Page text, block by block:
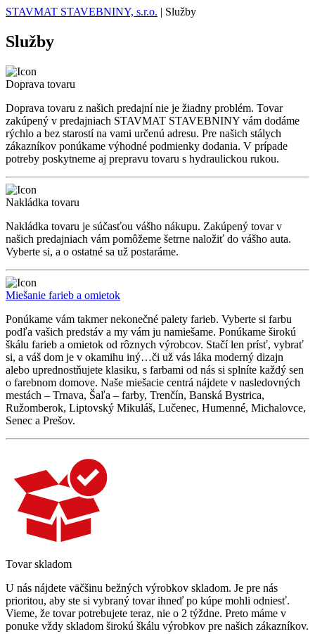
STAVMAT STAVEBNINY, s.r.o. | Služby
Služby
Doprava tovaru
Doprava tovaru z našich predajní nie je žiadny problém. Tovar
zakúpený v predajniach STAVMAT STAVEBNINY vám dodáme
rýchlo a bez starostí na vami určenú adresu. Pre našich stálych
zákazníkov ponúkame výhodné podmienky dodania. V prípade
potreby poskytneme aj prepravu tovaru s hydraulickou rukou.
Nakládka tovaru
Nakládka tovaru je súčasťou vášho nákupu. Zakúpený tovar v
našich predajniach vám pomôžeme šetrne naložiť do vášho auta.
Vyberte si, a o ostatné sa už postaráme.
Miešanie farieb a omietok
Ponúkame vám takmer nekonečné palety farieb. Vyberte si farbu
podľa vašich predstáv a my vám ju namiešame. Ponúkame širokú
škálu farieb a omietok od rôznych výrobcov. Stačí len prísť, vybrať
si, a váš dom je v okamihu iný…či už vás láka moderný dizajn
alebo uprednostňujete klasiku, s farbami od nás si splníte každý sen
o farebnom domove. Naše miešacie centrá nájdete v nasledovných
mestách – Trnava, Šaľa – farby, Trenčín, Banská Bystrica,
Ružomberok, Liptovský Mikuláš, Lučenec, Humenné, Michalovce,
Senec a Prešov.
Tovar skladom
U nás nájdete väčšinu bežných výrobkov skladom. Je pre nás
prioritou, aby ste si vybraný tovar ihneď po kúpe mohli odniesť.
Vieme, že tovar potrebujete teraz, nie o 2 týždne. Preto máme v
ponuke vždy skladom širokú škálu výrobkov pre našich zákazníkov.